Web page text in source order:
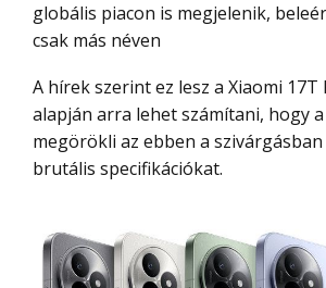
globális piacon is megjelenik,
csak más néven
A hírek szerint ez lesz a Xiaomi 17T Pro és ennek
alapján arra lehet számítani, hogy
megörökli az ebben a
brutális specifikációkat.